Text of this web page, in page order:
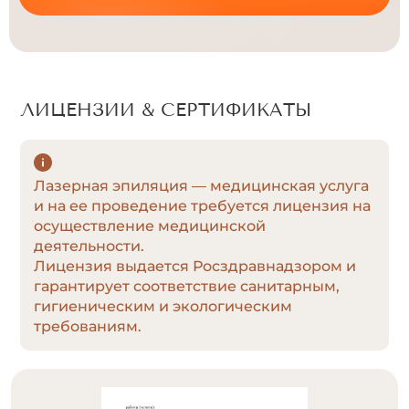
ЛИЦЕНЗИИ & СЕРТИФИКАТЫ
Лазерная эпиляция — медицинская услуга
и на ее проведение требуется лицензия на
осуществление медицинской
деятельности.
Лицензия выдается Росздравнадзором и
гарантирует соответствие санитарным,
гигиеническим и экологическим
требованиям.